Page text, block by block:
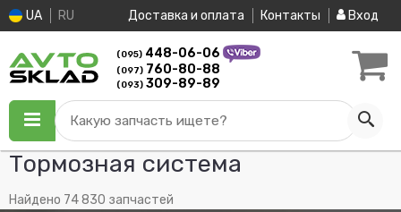
UA RU Доставка и оплата Контакты Вход
(095) 448-06-06
(097) 760-80-88
(093) 309-89-89
Какую запчасть ищете?
Тормозная система
Найдено 74 830 запчастей